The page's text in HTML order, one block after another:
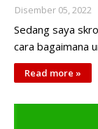
Disember 05, 2022
Sedang saya
cara bagaimana
Read more »